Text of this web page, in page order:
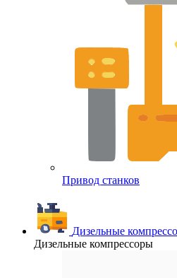
Привод станков
Дизельные
Дизельные компрессоры